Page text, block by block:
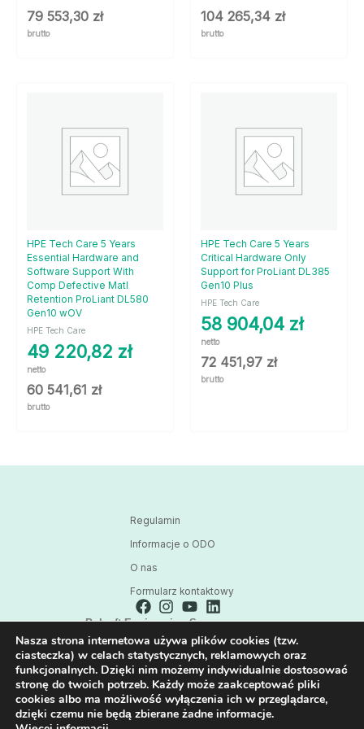
79 553,30 zł
brutto
104 265,34 zł
brutto
HPE Tech Care 5 Years
Essential Hardware and
Software Support With
Comp Defective Matl
Retention ProLiant DL580
Gen10 wOV
HPE Tech Care
49 220,82 zł
netto
60 541,61 zł
brutto
HPE Tech Care 5 Years
Critical Hardware Only
Support for ProLiant DL385
Gen10 Plus
HPE Tech Care
58 904,04 zł
netto
72 451,97 zł
brutto
Regulamin
Informacje o ODO
O nas
Formularz kontaktowy
Polsoft Engineering Sp. z o.o.
ul. 73 Pułku Piechoty 1, 40-467 Katowice
Skontaktuj się z nami:
32 209 80 39
E-mail:
HPE@POLSOFT.PL
Nasza strona internetowa używa plików cookies (tzw.
ciasteczka) w celach statystycznych, reklamowych oraz
funkcjonalnych. Dzięki nim możemy indywidualnie dostosować
stronę do twoich potrzeb. Każdy może zaakceptować pliki
cookies albo ma możliwość wyłączenia ich w przeglądarce,
dzięki czemu nie będą zbierane żadne informacje.